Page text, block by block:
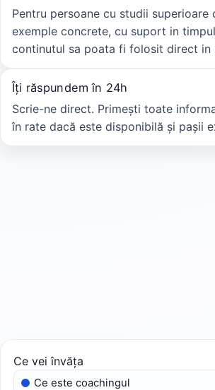
Pentru persoane cu studii
exemple concrete, cu suport in
continutul sa poata fi folosit direct in
Îți răspundem în 24h
Scrie-ne direct. Primești toate
în rate dacă este disponibilă și pașii
Ce vei învăța
Ce este coachingul